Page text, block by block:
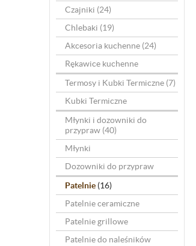
Czajniki (24)
Chlebaki (19)
Akcesoria kuchenne (24)
Rękawice kuchenne
Termosy i Kubki Termiczne (7)
Kubki Termiczne
Młynki i dozowniki do
przypraw (40)
Młynki
Dozowniki do przypraw
Patelnie (16)
Patelnie ceramiczne
Patelnie grillowe
Patelnie do naleśników